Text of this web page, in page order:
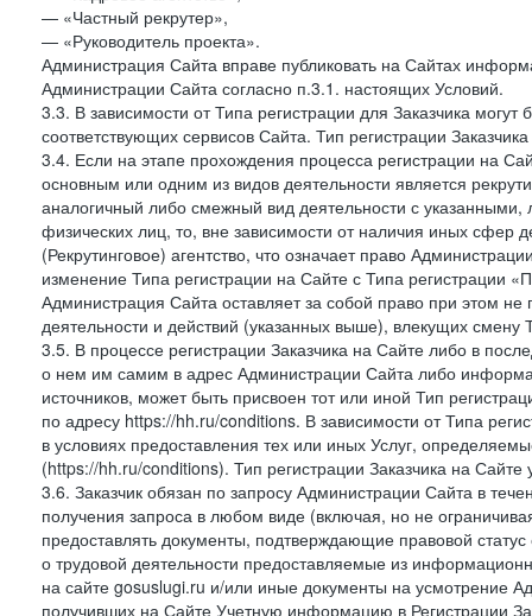
— «Частный рекрутер»,
— «Руководитель проекта».
Администрация Сайта вправе публиковать на Сайтах
Администрации Сайта согласно п.3.1. настоящих Условий.
3.3. В зависимости от Типа регистрации для Заказчика
соответствующих сервисов Сайта. Тип регистрации
3.4. Если на этапе прохождения процесса регистрации на
основным или одним из видов деятельности является
аналогичный либо смежный вид деятельности с
физических лиц, то, вне зависимости от наличия иных сфер
(Рекрутинговое) агентство, что означает право
изменение Типа регистрации на Сайте с Типа регистрации
Администрация Сайта оставляет за собой право при этом не
деятельности и действий (указанных выше), влекущих смену
3.5. В процессе регистрации Заказчика на Сайте либо в
о нем им самим в адрес Администрации Сайта либо
источников, может быть присвоен тот или иной Тип
по адресу https://hh.ru/conditions. В зависимости от Типа
в условиях предоставления тех или иных Услуг,
(https://hh.ru/conditions). Тип регистрации Заказчика на
3.6. Заказчик обязан по запросу Администрации Сайта в
получения запроса в любом виде (включая, но не
предоставлять документы, подтверждающие правовой
о трудовой деятельности предоставляемые из
на сайте gosuslugi.ru и/или иные документы на усмотрение
получивших на Сайте Учетную информацию в Регистрации